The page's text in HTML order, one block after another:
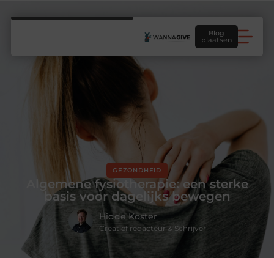
Blog
plaatsen
GEZONDHEID
Algemene fysiotherapie: een sterke
basis voor dagelijks bewegen
Hidde Koster
Creatief redacteur & Schrijver